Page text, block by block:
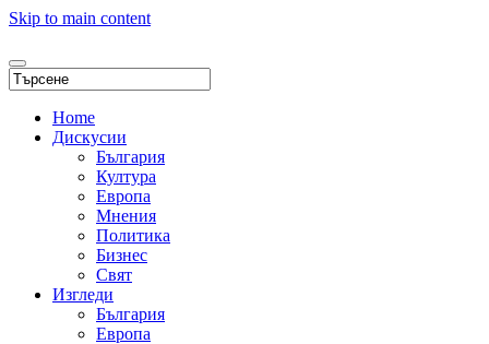
Skip to main content
Home
Дискусии
България
Култура
Европа
Мнения
Политика
Бизнес
Свят
Изгледи
България
Европа